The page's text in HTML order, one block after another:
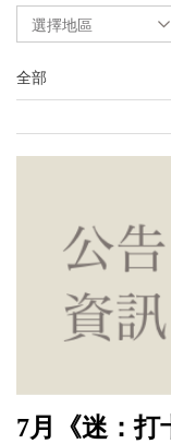
選擇地區
全部
7月《迷：打